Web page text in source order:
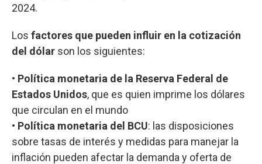
2024.
Los factores que pueden influir en la cotización
del dólar son los siguientes:
• Política monetaria de la Reserva Federal de
Estados Unidos, que es quien imprime los dólares
que circulan en el mundo
• Política monetaria del BCU: las disposiciones
sobre tasas de interés y medidas para manejar la
inflación pueden afectar la demanda y oferta de